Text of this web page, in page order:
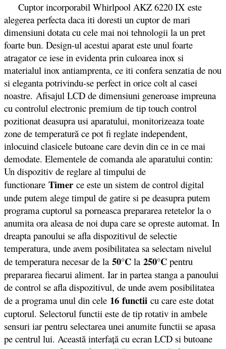
Cuptor incorporabil Whirlpool AKZ 6220 IX este
alegerea perfecta daca iti doresti un cuptor de mari
dimensiuni dotata cu cele mai noi tehnologii la un pret
foarte bun. Design-ul acestui aparat este unul foarte
atragator ce iese in evidenta prin culoarea inox si
materialul inox antiamprenta, ce iti confera senzatia de nou
si eleganta potrivindu-se perfect in orice colt al casei
noastre. Afisajul LCD de dimensiuni generoase impreuna
cu controlul electronic premium de tip touch control
pozitionat deasupra usi aparatului, monitorizeaza toate
zone de temperatură ce pot fi reglate independent,
inlocuind clasicele butoane care devin din ce in ce mai
demodate. Elementele de comanda ale aparatului contin:
Un dispozitiv de reglare al timpului de
functionare Timer ce este un sistem de control digital
unde putem alege timpul de gatire si pe deasupra putem
programa cuptorul sa porneasca prepararea retetelor la o
anumita ora aleasa de noi dupa care se opreste automat. In
dreapta panoului se afla dispozitivul de selectie
temperatura, unde avem posibilitatea sa selectam nivelul
de temperatura necesar de la 50°C la 250°C pentru
prepararea fiecarui aliment. Iar in partea stanga a panoului
de control se afla dispozitivul, de unde avem posibilitatea
de a programa unul din cele 16 functii cu care este dotat
cuptorul. Selectorul functii este de tip rotativ in ambele
sensuri iar pentru selectarea unei anumite functii se apasa
pe centrul lui. Această interfaţă cu ecran LCD si butoane